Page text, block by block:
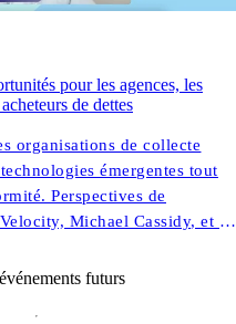
pour les agences, les
de dettes
organisations de collecte
émergentes tout
Perspectives de
Michael Cassidy, et de
futurs